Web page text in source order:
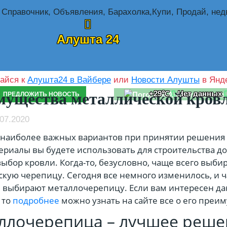
Алушта 24
ПРЕДЛОЖИТЬ НОВОСТЬ +29℃ Нет данных
к Алушта24 в Вайбереили Новости Алушты в
металлической
важных вариантов при принятии решения
вы будете использовать для строительства
кровли. Когда-то, безусловно, чаще всего
черепицу. Сегодня все немного изменилось, и
выбирают металлочерепицу. Если вам интересен
подробнее можно узнать на сайте все о его
– лучшее